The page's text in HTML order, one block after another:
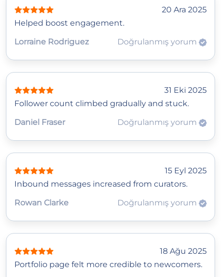
20 Ara 2025
Helped boost engagement.
Lorraine Rodriguez
Doğrulanmış yorum
31 Eki 2025
Follower count climbed gradually and stuck.
Daniel Fraser
Doğrulanmış yorum
15 Eyl 2025
Inbound messages increased from curators.
Rowan Clarke
Doğrulanmış yorum
18 Ağu 2025
Portfolio page felt more credible to newcomers.